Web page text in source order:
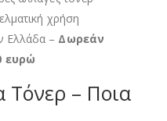
χρήση
Ελλάδα – Δωρεάν
ευρώ
Τόνερ – Ποια